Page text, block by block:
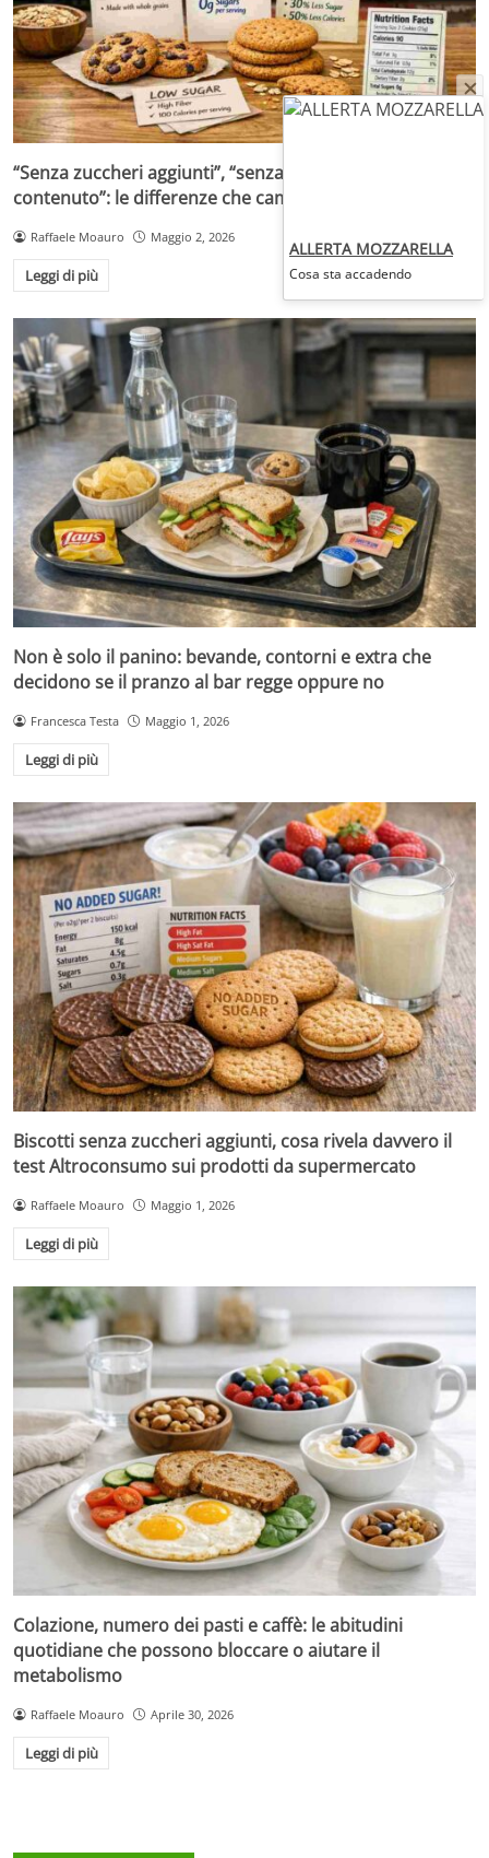
“Senza zuccheri aggiunti”, “senza zuccheri” o “a ridotto
contenuto”: le differenze che cambiano la scelta
Raffaele Moauro Maggio 2, 2026
Leggi di più
Non è solo il panino: bevande, contorni e extra che
decidono se il pranzo al bar regge oppure no
Francesca Testa Maggio 1, 2026
Leggi di più
Biscotti senza zuccheri aggiunti, cosa rivela davvero il
test Altroconsumo sui prodotti da supermercato
Raffaele Moauro Maggio 1, 2026
Leggi di più
Colazione, numero dei pasti e caffè: le abitudini
quotidiane che possono bloccare o aiutare il
metabolismo
Raffaele Moauro Aprile 30, 2026
Leggi di più
ALLERTA MOZZARELLA
Cosa sta accadendo